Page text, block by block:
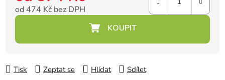
od 474 Kč bez DPH
Tisk Zeptat se Hlídat Sdílet